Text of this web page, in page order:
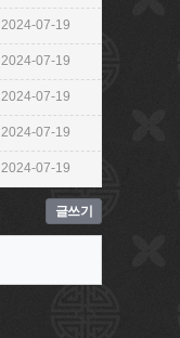
2024-07-19
2024-07-19
2024-07-19
2024-07-19
2024-07-19
글쓰기